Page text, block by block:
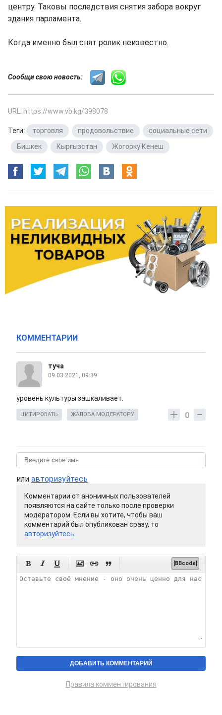
центру. Таковы последствия снятия забора вокруг
здания парламента.
Когда именно был снят ролик неизвестно.
Сообщи свою новость:
URL: https://www.vb.kg/398078
Теги: торговля продовольствие
социальные сети
Бишкек Кыргызстан Жогорку Кенеш
КОММЕНТАРИИ
туча
09.03.2021, 09:39
уровень культуры зашкаливает.
0
ЦИТИРОВАТЬ ЖАЛОБА МОДЕРАТОРУ
или авторизуйтесь
Комментарии от анонимных пользователей
появляются на сайте только после проверки
модератором. Если вы хотите, чтобы ваш
комментарий был опубликован сразу, то
авторизуйтесь
      [BBcode]
Правила комментирования